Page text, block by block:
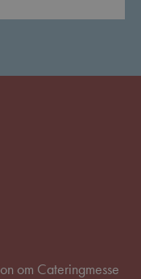
om Cateringmesse